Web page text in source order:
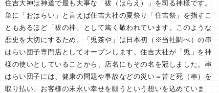
住吉大神は神道で最も大事な「祓（はらえ）」を司る神様です。
単に「おはらい」と言えば住吉大社の夏祭り「住吉祭」を指すこ
ともあるほど「祓の神」として篤く敬われています。このような
歴史を大切にするため、「兎茶や」は日本初（※当社調べ）の串
はらい団子専門店としてオープンします。住吉大社が「兎」を神
様の使いとしていることから、店名にもその名を冠しました。串
はらい団子には、健康の問題や事故などの災い＝苦と死（串）を
取り払い、お客様の末永い幸せを願うという想いを込めていま